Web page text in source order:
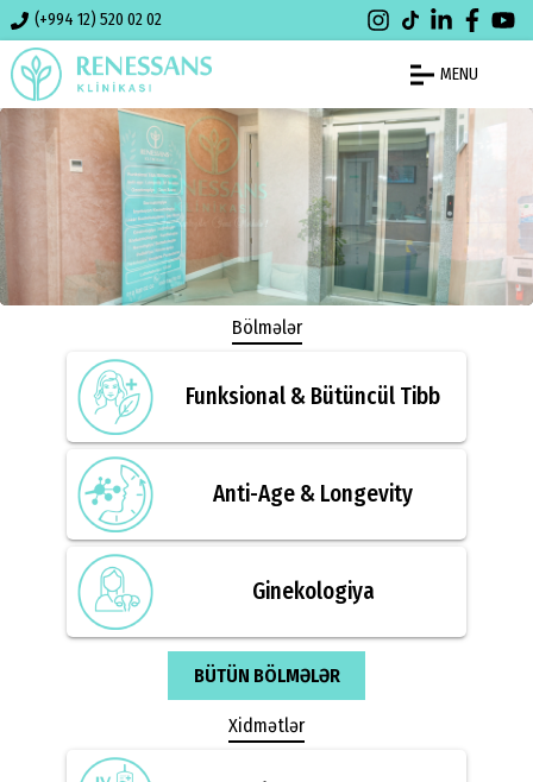
(+994 12) 520 02 02
MENU
Bölmələr
Funksional & Bütüncül Tibb
Anti-Age & Longevity
Ginekologiya
BÜTÜN BÖLMƏLƏR
Xidmətlər